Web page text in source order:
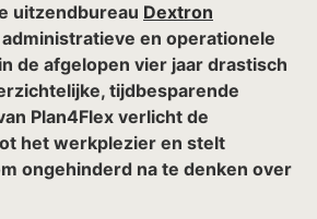
uitzendbureau Dextron
administratieve en operationele
de afgelopen vier jaar drastisch
tijdbesparende
Plan4Flex verlicht de
het werkplezier en stelt
ongehinderd na te denken over